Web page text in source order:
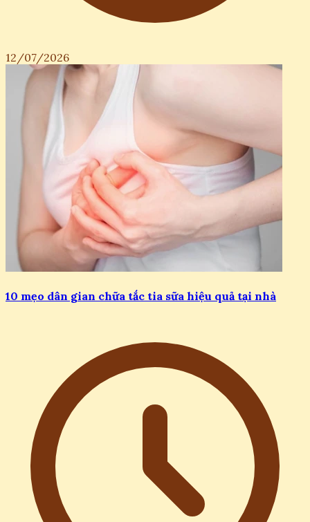
12/07/2026
10 mẹo dân gian chữa tắc tia sữa hiệu quả tại nhà